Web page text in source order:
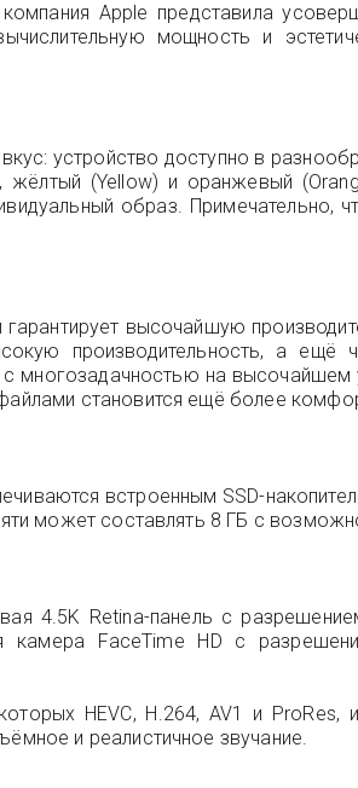
компания Apple представила
мощность и
устройство доступно в
жёлтый (Yellow) и оранжевый
образ.
высочайшую
производительность, а
многозадачностью на
становится ещё более
встроенным SSD-
может составлять 8 ГБ с
4.5K Retina-панель с
камера FaceTime HD с
HEVC, H.264, AV1 и ProRes,
и реалистичное звучание.